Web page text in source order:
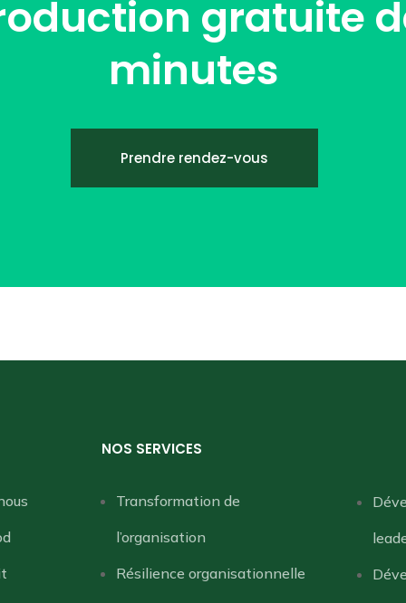
gratuite
minutes
Prendre rendez-vous
NOS SERVICES
Transformation de
l’organisation
Résilience organisationnelle